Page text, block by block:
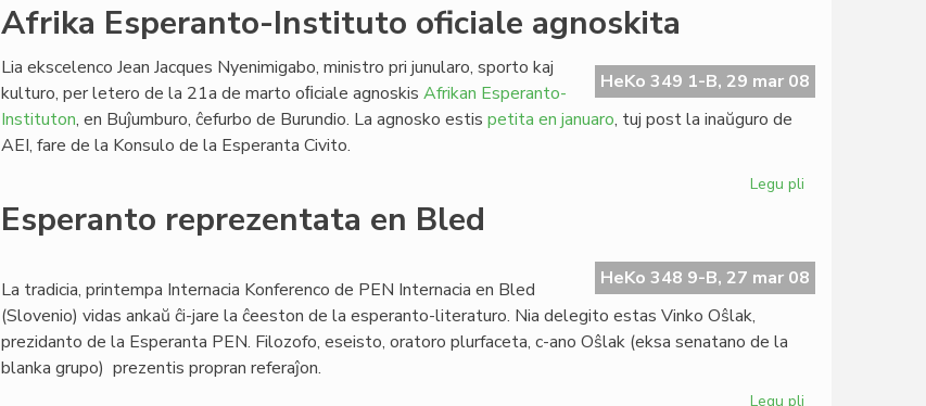
Schäffer
Afrika Esperanto-Instituto oficiale agnoskita
HeKo 349 1-B, 29 mar 08
Lia ekscelenco Jean Jacques Nyenimigabo, ministro pri junularo, sporto kaj
kulturo, per letero de la 21a de marto oﬁciale agnoskis Afrikan Esperanto-
Instituton, en Buĵumburo, ĉefurbo de Burundio. La agnosko estis petita en januaro, tuj post la inaŭguro de
AEI, fare de la Konsulo de la Esperanta Civito.
Legu pli
oficiale
agnoskita
Esperanto reprezentata en Bled
HeKo 348 9-B, 27 mar 08
La tradicia, printempa Internacia Konferenco de PEN Internacia en Bled
(Slovenio) vidas ankaŭ ĉi-jare la ĉeeston de la esperanto-literaturo. Nia delegito estas Vinko Oŝlak,
prezidanto de la Esperanta PEN. Filozofo, eseisto, oratoro plurfaceta, c-ano Oŝlak (eksa senatano de la
blanka grupo) prezentis propran referaĵon.
Legu pli